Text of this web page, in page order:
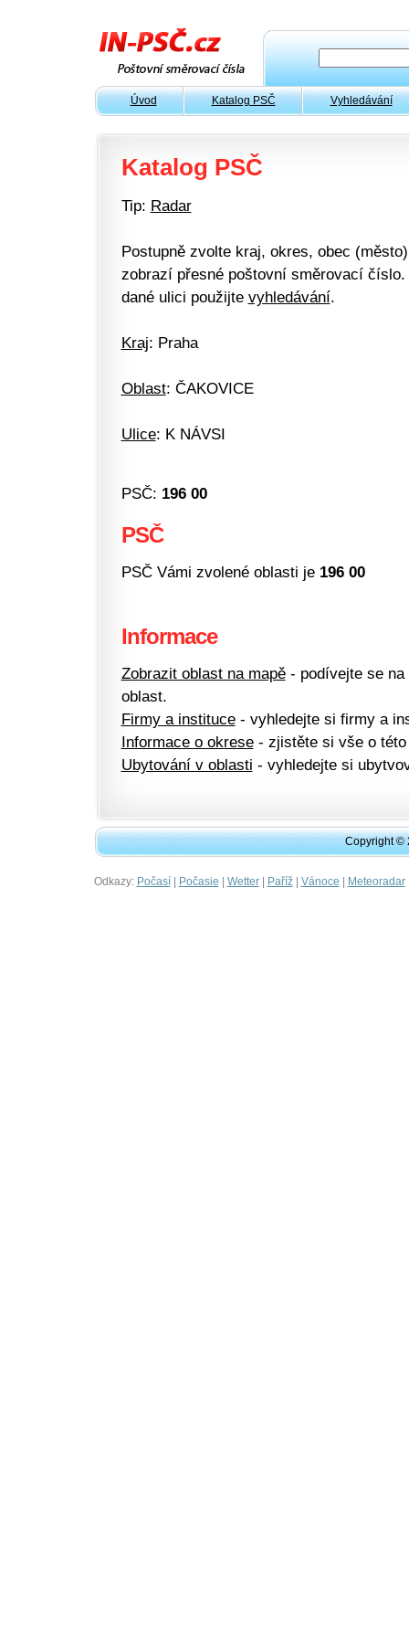
Úvod Katalog PSČ Vyhledávání
Katalog PSČ
Tip: Radar
Postupně zvolte kraj, okres, obec
zobrazí přesné poštovní směrovací
dané ulici použijte vyhledávání.
Kraj: Praha
Oblast: ČAKOVICE
Ulice: K NÁVSI
PSČ: 196 00
PSČ
PSČ Vámi zvolené oblasti je 196 00
Informace
Zobrazit oblast na mapě- podívejte se na
oblast.
Firmy a instituce- vyhledejte si firmy a
Informace o okrese- zjistěte si vše o této
Ubytování v oblasti - vyhledejte si
Copyright ©
Odkazy: Počasí| Počasie | Wetter| Paříž| Vánoce | Meteoradar